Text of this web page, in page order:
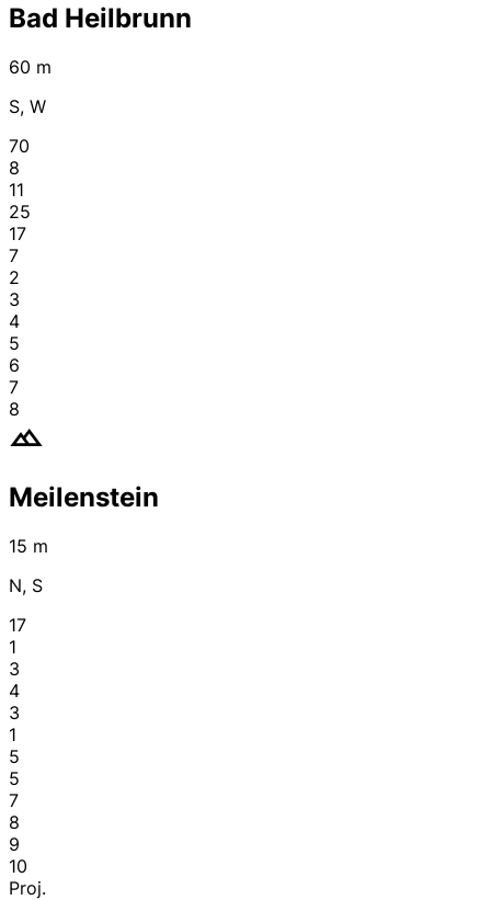
Bad Heilbrunn
60 m
S, W
70
8
11
25
17
7
2
3
4
5
6
7
8
Meilenstein
15 m
N, S
17
1
3
4
3
1
5
5
7
8
9
10
Proj.